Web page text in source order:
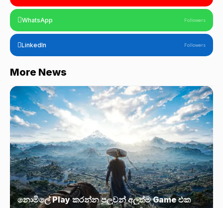
WhatsApp Followers
LinkedIn Followers
More News
නොමිලේ Play කරන්න පුලුවන් අලුත්ම Game එක